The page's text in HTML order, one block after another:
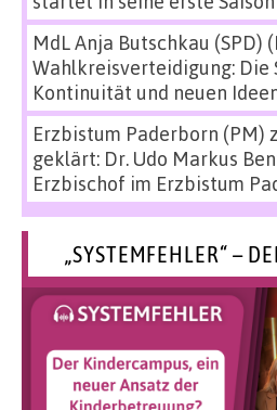
MdL Anja Butschkau (SPD)
Wahlkreisverteidigung: Die
Kontinuität und neuen
Erzbistum Paderborn (PM)
geklärt: Dr. Udo Markus
Erzbischof im Erzbistum
„SYSTEMFEHLER“ –